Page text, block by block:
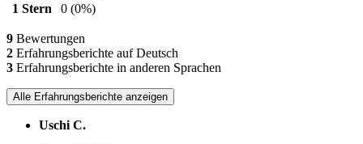
1 Stern
0 (0%)
9 Bewertungen
2 Erfahrungsberichte auf Deutsch
3 Erfahrungsberichte in anderen Sprachen
Alle Erfahrungsberichte anzeigen
Uschi C.